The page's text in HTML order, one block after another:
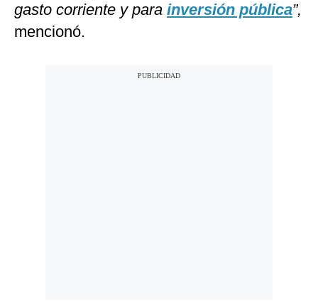
gasto corriente y para inversión pública”,
mencionó.